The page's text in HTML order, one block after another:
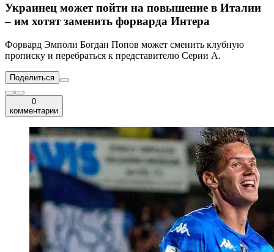
Украинец может пойти на повышение в Италии
– им хотят заменить форварда Интера
Форвард Эмполи Богдан Попов может сменить клубную
прописку и перебраться к представителю Серии А.
Поделиться
0
комментарии